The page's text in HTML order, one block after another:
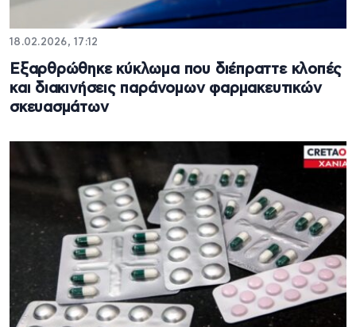
18.02.2026, 17:12
Εξαρθρώθηκε κύκλωμα που διέπραττε κλοπές
και διακινήσεις παράνομων φαρμακευτικών
σκευασμάτων